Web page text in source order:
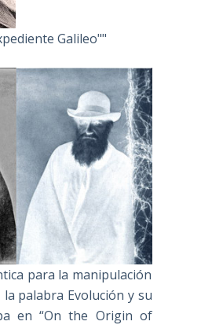
Galileo""
para la manipulación
palabra Evolución y su
en “On the Origin of